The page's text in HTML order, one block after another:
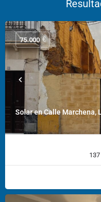
Solar en Calle Marchena,
75.000 €